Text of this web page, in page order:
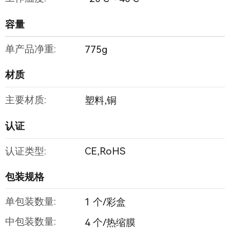
容量
单产品净重: 775g
材质
主要材质: 塑料,铜
认证
认证类型: CE,RoHS
包装规格
单包装数量:
1 个/彩盒
中包装数量:
4 个/热缩膜